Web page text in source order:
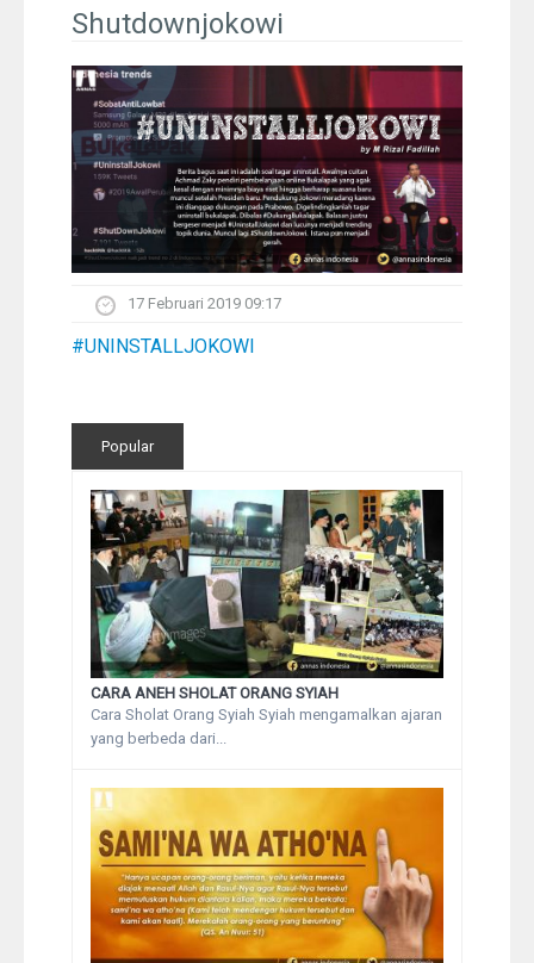
Pelangi
Galeri Foto
Ustadz
Download
Peta Lokasi
Shutdownjokowi
17 Februari 2019 09:17
#UNINSTALLJOKOWI
Popular
CARA ANEH SHOLAT ORANG SYIAH
Cara Sholat Orang Syiah Syiah mengamalkan ajaran
yang berbeda dari...